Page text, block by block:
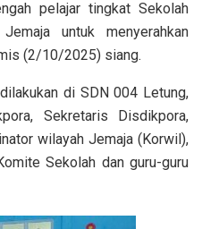
pelajar tingkat Sekolah
untuk menyerahkan
(2/10/2025) siang.
di SDN 004 Letung,
Sekretaris Disdikpora,
wilayah Jemaja (Korwil),
Sekolah dan guru-guru